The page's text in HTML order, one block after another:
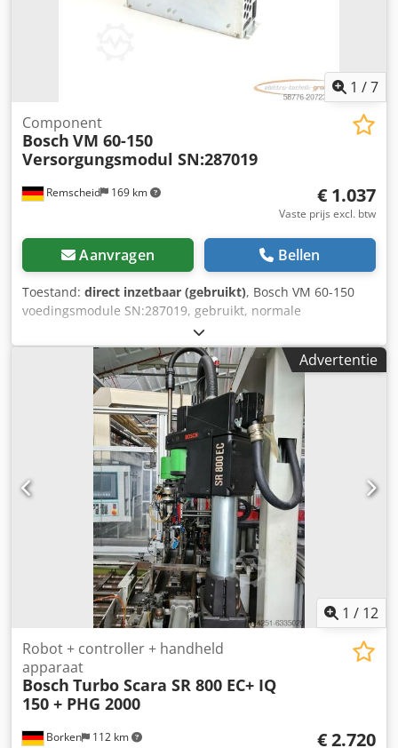
1 /7
Remscheid 169 km
Component
Bosch VM 60-150
Versorgungsmodul SN:287019
€ 1.037
Vaste prijs excl. btw
Aanvragen Bellen
Toestand: direct inzetbaar (gebruikt), Bosch VM 60-150
voedingsmodule SN:287019, gebruikt, normale
gebruikssporen, 100% functioneel, levering volgens foto’s
Dsdpfsx Eqzvex Ag Rowa
Advertentie
1 / 12
Borken 112 km
Robot + controller + handheld
apparaat
Bosch Turbo Scara SR 800 EC+ IQ
150 + PHG 2000
€ 2.720